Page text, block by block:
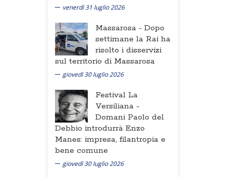
venerdì 31 luglio 2026
Massarosa - Dopo
settimane la Rai ha
risolto i disservizi
sul territorio di Massarosa
giovedì 30 luglio 2026
Festival La
Versiliana -
Domani Paolo del
Debbio introdurrà Enzo
Manes: impresa, filantropia e
bene comune
giovedì 30 luglio 2026